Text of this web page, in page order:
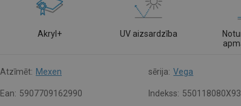
Akryl+ UV aizsardzība
Atzīmēt: Mexen sērija: Vega
Ean: 5907709162990 Indekss: